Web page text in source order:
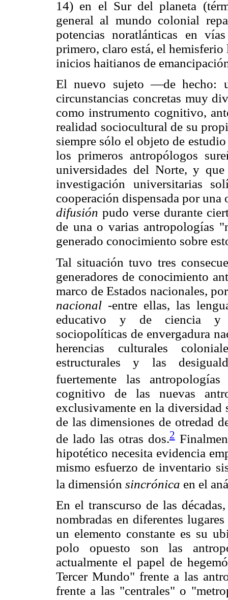
14) en el Sur del planeta
general al mundo colonial
potencias noratlánticas en
primero, claro está, el
inicios haitianos de
El nuevo sujeto —de hecho:
circunstancias concretas muy
como instrumento cognitivo,
realidad sociocultural de su
siempre sólo el objeto de
los primeros antropólogos
universidades del Norte, y
investigación universitarias
cooperación dispensada por una
difusión pudo verse durante
de una o varias antropologías
generado conocimiento sobre
Tal situación tuvo tres
generadores de conocimiento
marco de Estados nacionales,
nacional -entre ellas, las
educativo y de ciencia y
sociopolíticas de envergadura
herencias culturales
estructurales y las
fuertemente las antropologías
cognitivo de las nuevas
exclusivamente en la
de las dimensiones de otredad
de lado las otras dos.2
hipotético necesita evidencia
mismo esfuerzo de inventario
la dimensión sincrónica en el
En el transcurso de las
nombradas en diferentes
un elemento constante es su
polo opuesto son las
actualmente el papel de
Tercer Mundo" frente a las
frente a las "centrales" o